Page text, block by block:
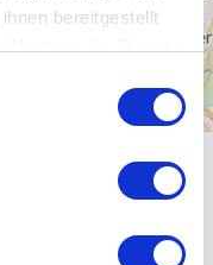
bereitgestellt